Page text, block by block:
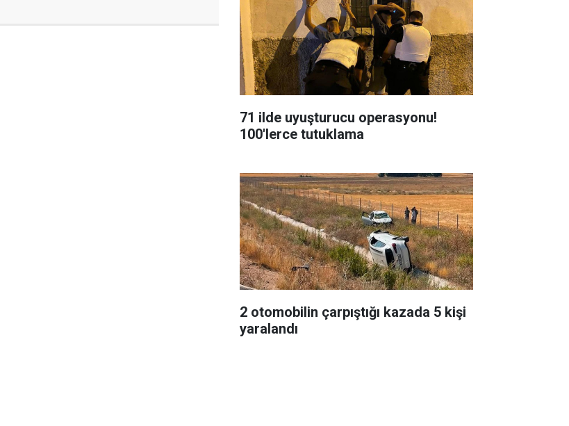
71 ilde uyuşturucu operasyonu!
100'lerce tutuklama
2 otomobilin çarpıştığı kazada 5 kişi
yaralandı